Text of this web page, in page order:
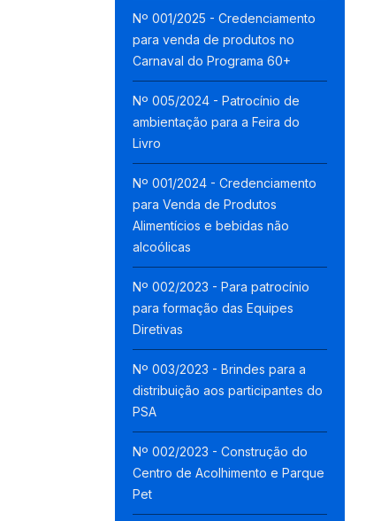
Nº 001/2025 - Credenciamento
para venda de produtos no
Carnaval do Programa 60+
Nº 005/2024 - Patrocínio de
ambientação para a Feira do
Livro
Nº 001/2024 - Credenciamento
para Venda de Produtos
Alimentícios e bebidas não
alcoólicas
Nº 002/2023 - Para patrocínio
para formação das Equipes
Diretivas
Nº 003/2023 - Brindes para a
distribuição aos participantes do
PSA
Nº 002/2023 - Construção do
Centro de Acolhimento e Parque
Pet